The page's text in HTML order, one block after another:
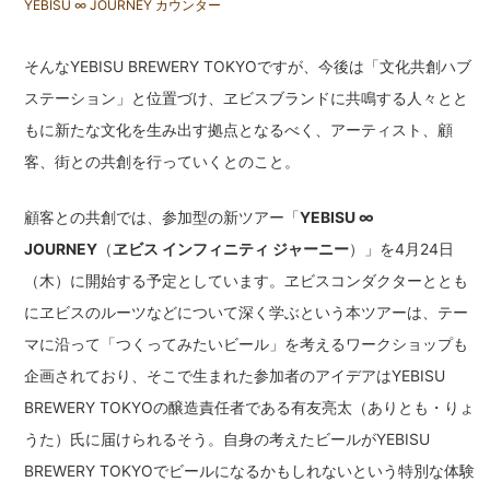
YEBISU ∞ JOURNEY カウンター
そんなYEBISU BREWERY TOKYOですが、今後は「文化共創ハブ
ステーション」と位置づけ、ヱビスブランドに共鳴する人々とと
もに新たな文化を生み出す拠点となるべく、アーティスト、顧
客、街との共創を行っていくとのこと。
顧客との共創では、参加型の新ツアー「YEBISU ∞
JOURNEY （ヱビス インフィニティ ジャーニー）」を4月24日
（木）に開始する予定としています。ヱビスコンダクターととも
にヱビスのルーツなどについて深く学ぶという本ツアーは、テー
マに沿って「つくってみたいビール」を考えるワークショップも
企画されており、そこで生まれた参加者のアイデアはYEBISU
BREWERY TOKYOの醸造責任者である有友亮太（ありとも・りょ
うた）氏に届けられるそう。自身の考えたビールがYEBISU
BREWERY TOKYOでビールになるかもしれないという特別な体験